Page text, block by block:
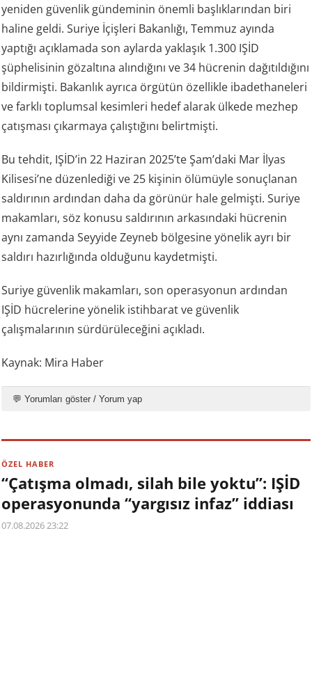
yeniden güvenlik gündeminin önemli başlıklarından biri
haline geldi. Suriye İçişleri Bakanlığı, Temmuz ayında
yaptığı açıklamada son aylarda yaklaşık 1.300 IŞİD
şüphelisinin gözaltına alındığını ve 34 hücrenin dağıtıldığını
bildirmişti. Bakanlık ayrıca örgütün özellikle ibadethaneleri
ve farklı toplumsal kesimleri hedef alarak ülkede mezhep
çatışması çıkarmaya çalıştığını belirtmişti.
Bu tehdit, IŞİD’in 22 Haziran 2025’te Şam’daki Mar İlyas
Kilisesi’ne düzenlediği ve 25 kişinin ölümüyle sonuçlanan
saldırının ardından daha da görünür hale gelmişti. Suriye
makamları, söz konusu saldırının arkasındaki hücrenin
aynı zamanda Seyyide Zeyneb bölgesine yönelik ayrı bir
saldırı hazırlığında olduğunu kaydetmişti.
Suriye güvenlik makamları, son operasyonun ardından
IŞİD hücrelerine yönelik istihbarat ve güvenlik
çalışmalarının sürdürüleceğini açıkladı.
Kaynak: Mira Haber
💬 Yorumları göster / Yorum yap
ÖZEL HABER
“Çatışma olmadı, silah bile yoktu”: IŞİD
operasyonunda “yargısız infaz” iddiası
07.08.2026 23:22